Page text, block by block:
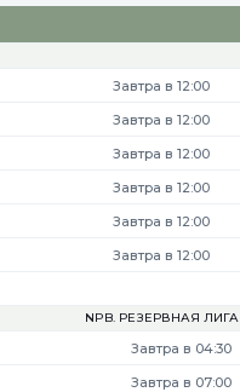
Завтра в 12:00
Завтра в 12:00
Завтра в 12:00
Завтра в 12:00
Завтра в 12:00
Завтра в 12:00
NPB. РЕЗЕРВНАЯ ЛИГА
Завтра в 04:30
Завтра в 07:00